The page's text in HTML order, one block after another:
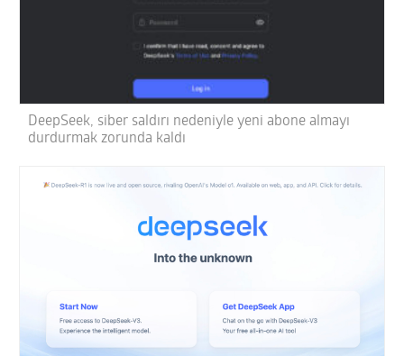
DeepSeek, siber saldırı nedeniyle yeni abone almayı
durdurmak zorunda kaldı